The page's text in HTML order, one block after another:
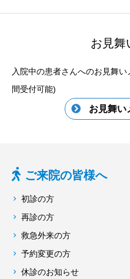
お見舞
入院中の患者さんへのお見舞
間受付可能)
お見舞い
ご来院の皆様へ
初診の方
再診の方
救急外来の方
予約変更の方
休診のお知らせ